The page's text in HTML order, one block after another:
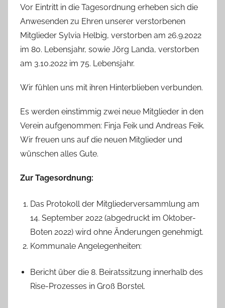
e
a
B
i
a
c
h
Vor Eintritt in die Tagesordnung erheben sich die
Anwesenden zu Ehren unserer verstorbenen
Mitglieder Sylvia Helbig, verstorben am 26.9.2022
im 80. Lebensjahr, sowie Jörg Landa, verstorben
am 3.10.2022 im 75. Lebensjahr.
Wir fühlen uns mit ihren Hinterblieben verbunden.
Es werden einstimmig zwei neue Mitglieder in den
Verein aufgenommen: Finja Feik und Andreas Feik.
Wir freuen uns auf die neuen Mitglieder und
wünschen alles Gute.
Zur Tagesordnung:
Das Protokoll der Mitgliederversammlung am
14. September 2022 (abgedruckt im Oktober-
Boten 2022) wird ohne Änderungen genehmigt.
Kommunale Angelegenheiten:
Bericht über die 8. Beiratssitzung innerhalb des
Rise-Prozesses in Groß Borstel.